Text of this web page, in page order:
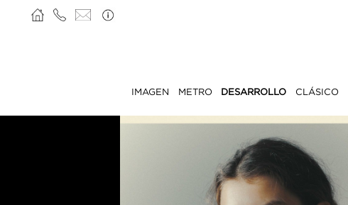
IMAGEN METRO DESARROLLO CLÁSICO